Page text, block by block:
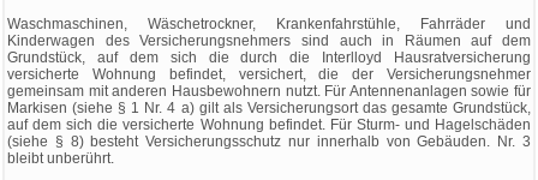
Waschmaschinen, Wäschetrockner, Krankenfahrstühle, Fahrräder und
Kinderwagen des Versicherungsnehmers sind auch in Räumen auf dem
Grundstück, auf dem sich die durch die Interlloyd Hausratversicherung
versicherte Wohnung befindet, versichert, die der Versicherungsnehmer
gemeinsam mit anderen Hausbewohnern nutzt. Für Antennenanlagen sowie für
Markisen (siehe § 1 Nr. 4 a) gilt als Versicherungsort das gesamte Grundstück,
auf dem sich die versicherte Wohnung befindet. Für Sturm- und Hagelschäden
(siehe § 8) besteht Versicherungsschutz nur innerhalb von Gebäuden. Nr. 3
bleibt unberührt.